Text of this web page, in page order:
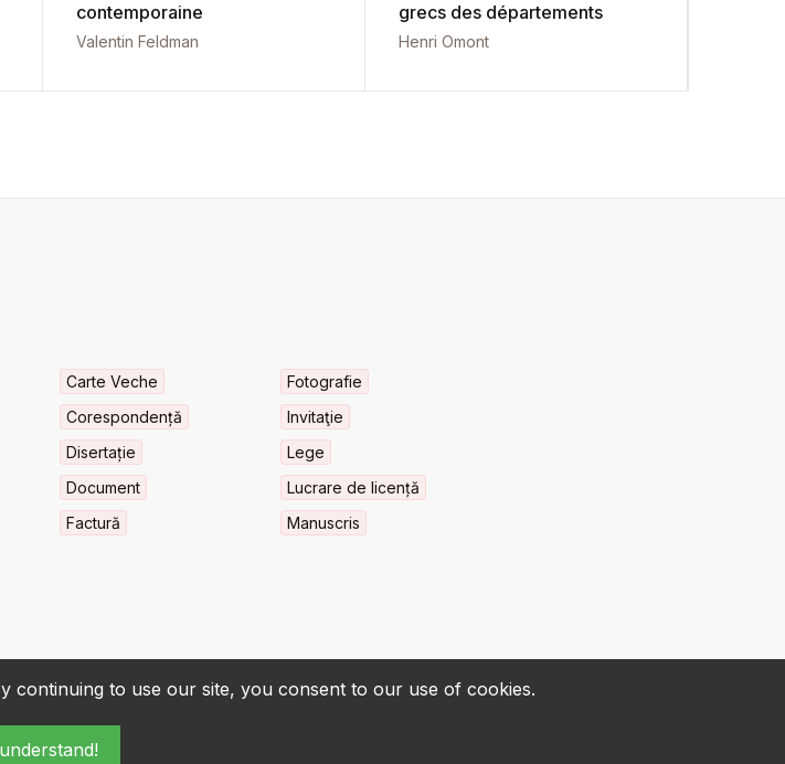
continuing to use our site, you consent to our use of cookies.
contemporaine
Valentin Feldman
grecs des départements
Henri Omont
Carte Veche
Corespondență
Disertație
Document
Factură
Fotografie
Invitaţie
Lege
Lucrare de licență
Manuscris